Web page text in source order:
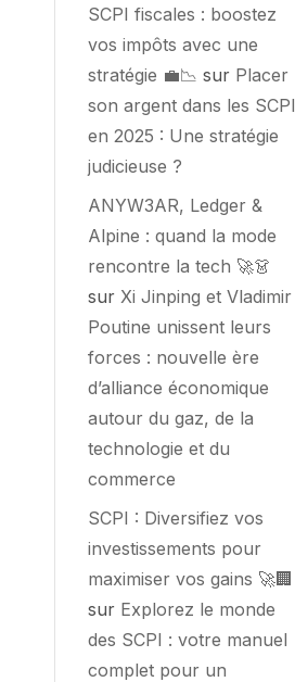
SCPI fiscales : boostez
vos impôts avec une
stratégie 💼📉 sur Placer
son argent dans les SCPI
en 2025 : Une stratégie
judicieuse ?
ANYW3AR, Ledger &
Alpine : quand la mode
rencontre la tech 🚀👗
surXi Jinping et Vladimir
Poutine unissent leurs
forces : nouvelle ère
d’alliance économique
autour du gaz, de la
technologie et du
commerce
SCPI : Diversifiez vos
investissements pour
maximiser vos gains 🚀🏢
sur Explorez le monde
des SCPI : votre manuel
complet pour un